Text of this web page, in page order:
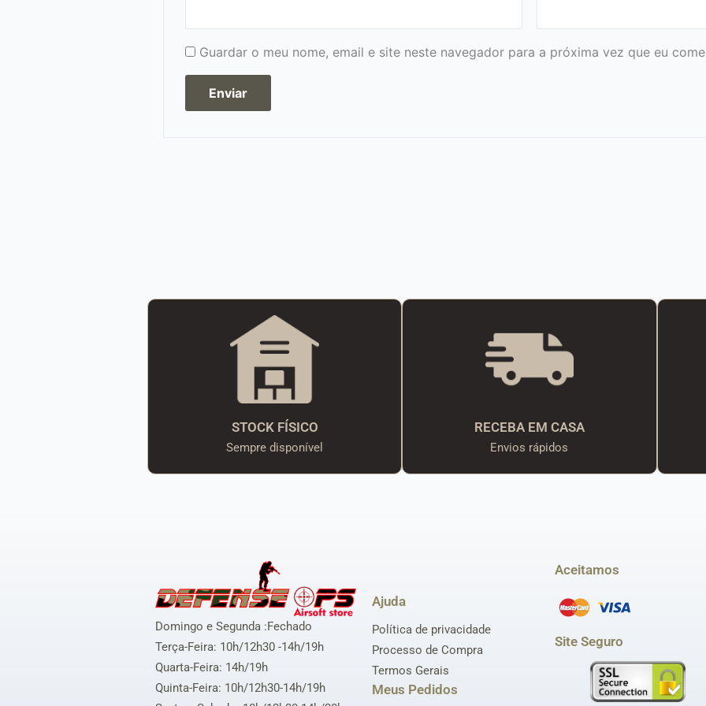
Guardar o meu nome, email e site neste navegador para a próxima vez que eu
STOCK FÍSICO
Sempre disponível
RECEBA EM CASA
Envios rápidos
Domingo e Segunda :Fechado
Terça-Feira: 10h/12h30 -14h/19h
Quarta-Feira: 14h/19h
Quinta-Feira: 10h/12h30-14h/19h
Ajuda
Política de privacidade
Processo de Compra
Termos Gerais
Meus Pedidos
Aceitamos
Site Seguro